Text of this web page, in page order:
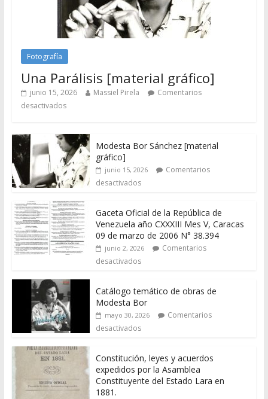
Fotografía
Una Parálisis [material gráfico]
junio 15, 2026 Massiel Pirela
Comentarios
desactivados
Modesta Bor Sánchez [material
gráfico]
junio 15, 2026
Comentarios
desactivados
Gaceta Oficial de la República de
Venezuela año CXXXIII Mes V, Caracas
09 de marzo de 2006 N° 38.394
junio 2, 2026
Comentarios
desactivados
Catálogo temático de obras de
Modesta Bor
mayo 30, 2026
Comentarios
desactivados
Constitución, leyes y acuerdos
expedidos por la Asamblea
Constituyente del Estado Lara en
1881.